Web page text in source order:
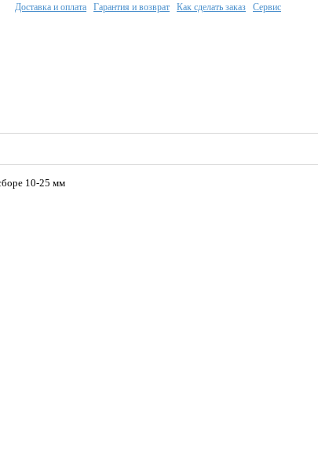
10-25 мм
Доставка и оплата Гарантия и возврат Как сделать заказ Сервис